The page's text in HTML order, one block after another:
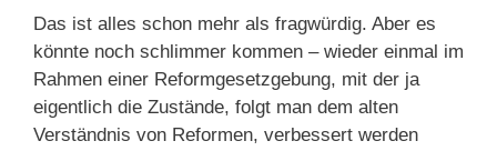
Das ist alles schon mehr als fragwürdig. Aber es
könnte noch schlimmer kommen – wieder einmal im
Rahmen einer Reformgesetzgebung, mit der ja
eigentlich die Zustände, folgt man dem alten
Verständnis von Reformen, verbessert werden